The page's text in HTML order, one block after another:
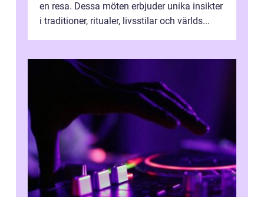
en resa. Dessa möten erbjuder unika insikter
i traditioner, ritualer, livsstilar och världs...